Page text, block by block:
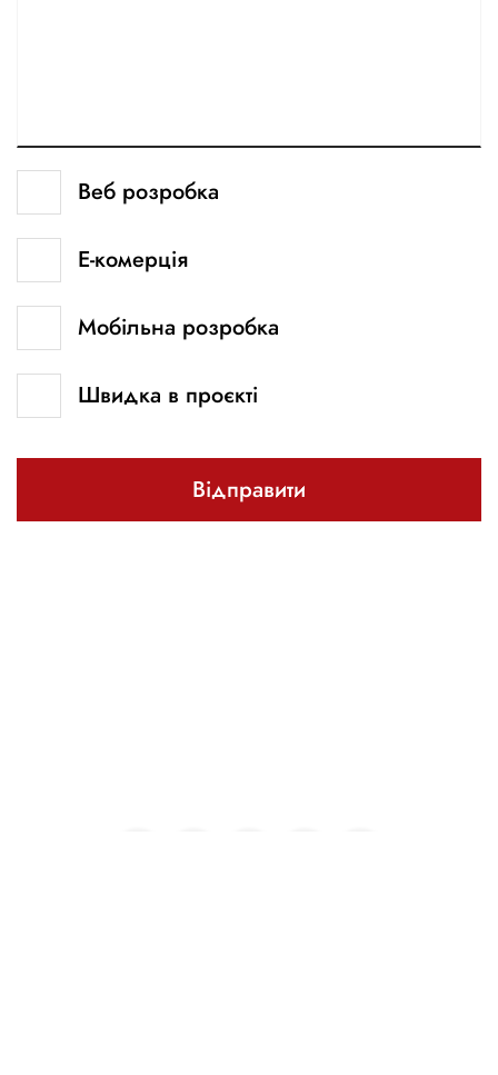
Веб розробка
Е-комерція
Мобільна розробка
Швидка в проєкті
Відправити